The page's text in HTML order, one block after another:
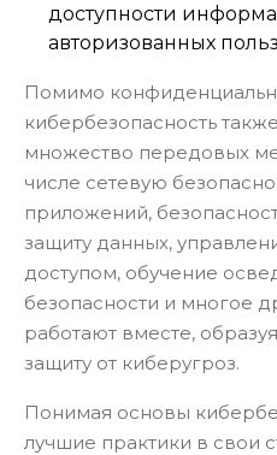
доступности
авторизованных
Помимо
кибербезопасность
множество передовых
числе сетевую
приложений,
защиту данных,
доступом, обучение
безопасности и многое
работают вместе,
защиту от киберугроз.
Понимая основы
лучшие практики в свои